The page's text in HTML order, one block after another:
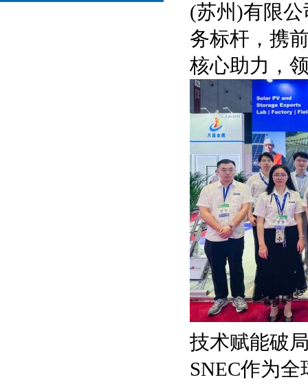
(苏州)有限
务标杆，携
核心助力，
技术赋能破
SNEC作为